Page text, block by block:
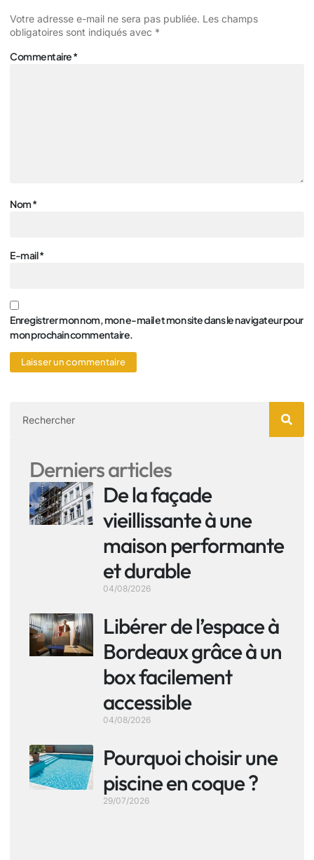
Votre adresse e-mail ne sera pas publiée. Les champs
obligatoires sont indiqués avec *
Commentaire*
Nom*
E-mail*
Enregistrer mon nom, mon e-mail et mon site dans le navigateur pour
mon prochain commentaire.
Derniers articles
De la façade
vieillissante à une
maison performante
et durable
04/08/2026
Libérer de l’espace à
Bordeaux grâce à un
box facilement
accessible
04/08/2026
Pourquoi choisir une
piscine en coque ?
29/07/2026